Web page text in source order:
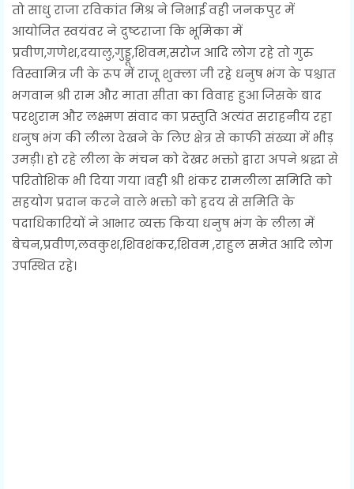
तो साधु राजा रविकांत मिश्र ने निभाई वही जनकपुर में
आयोजित स्वयंवर ने दुष्टराजा कि भूमिका में
प्रवीण,गणेश,दयालु,गुड्डू,शिवम,सरोज आदि लोग रहे तो गुरु
विस्वामित्र जी के रूप में राजू शुक्ला जी रहे धनुष भंग के पश्चात
भगवान श्री राम और माता सीता का विवाह हुआ जिसके बाद
परशुराम और लक्ष्मण संवाद का प्रस्तुति अत्यंत सराहनीय रहा
धनुष भंग की लीला देखने के लिए क्षेत्र से काफी संख्या में भीड़
उमड़ी। हो रहे लीला के मंचन को देखर भक्तो द्वारा अपने श्रद्धा से
परितोशिक भी दिया गया ।वही श्री शंकर रामलीला समिति को
सहयोग प्रदान करने वाले भक्तो को ह्रदय से समिति के
पदाधिकारियों ने आभार व्यक्त किया धनुष भंग के लीला में
बेचन,प्रवीण,लवकुश,शिवशंकर,शिवम ,राहुल समेत आदि लोग
उपस्थित रहे।